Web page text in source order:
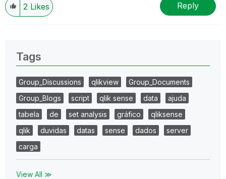
2 Likes Reply
Tags
Group_Discussions qlikview
Group_Documents
Group_Blogs
script qlik sense data
ajuda
tabela
de set analysis gráfico
qliksense
qlik
duvidas datas sense dados
server
carga
View All ≫